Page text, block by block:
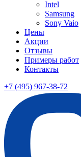
Intel
Samsung
Sony Vaio
Цены
Акции
Отзывы
Примеры работ
Контакты
+7 (495) 967-38-72